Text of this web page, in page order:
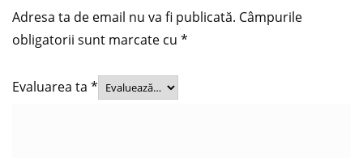
Adresa ta de email nu va fi publicată. Câmpurile
obligatorii sunt marcate cu *
Evaluarea ta *